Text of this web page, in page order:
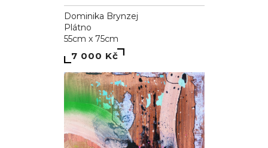
Dominika Brynzej
Plátno
55cm x 75cm
7 000 Kč